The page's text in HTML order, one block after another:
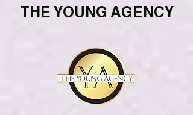
THE YOUNG AGENCY